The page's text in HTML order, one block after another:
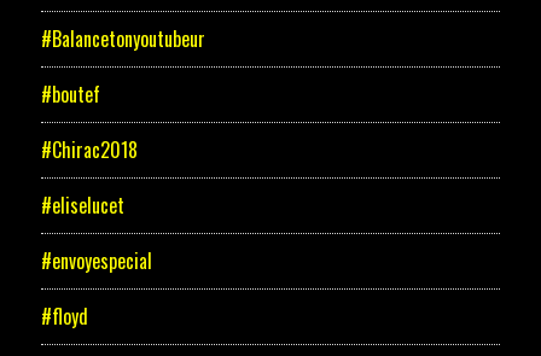
#Balancetonyoutubeur
#boutef
#Chirac2018
#eliselucet
#envoyespecial
#floyd